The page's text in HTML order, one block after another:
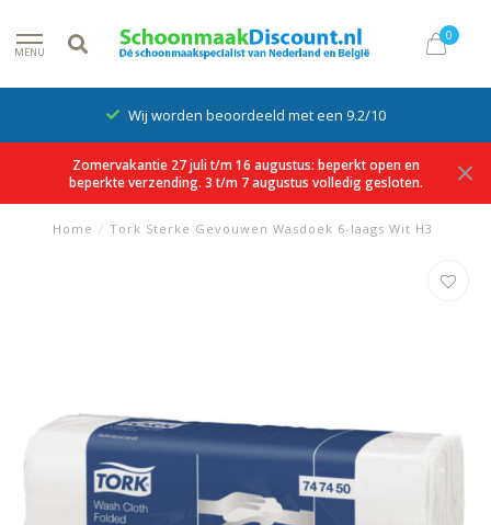
MENU
0
Wij worden beoordeeld met een 9.2/10
Zomervakantie 27 juli t/m 16 augustus: beperkt open en
beperkte verzending. 3 t/m 7 augustus volledig gesloten.
Home / Tork Sterke Gevouwen Wasdoek 6-laags Wit H3